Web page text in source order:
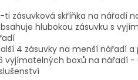
ti zásuvková skříňka na nářadí
hlubokou zásuvku s
4 zásuvky na menší nářadí a
vyjímatelných boxů na nářadí